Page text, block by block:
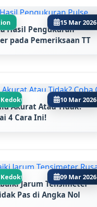
15 Mar 2026
Hasil Pengukuran
pada Pemeriksaan TT
10 Mar 2026
Akurat Atau Tidak?
4 Cara Ini!
09 Mar 2026
Jarum Tensimeter
Pas di Angka Nol